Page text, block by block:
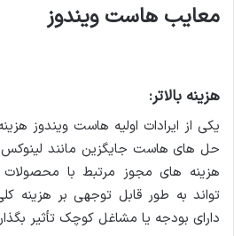
معایب هاست ویندوز
هزینه بالاتر:
یکی از ایرادات اولیه هاست ویندوز
حل های هاست جایگزین مانند
هزینه های مجوز مرتبط با
تواند به طور قابل توجهی بر هزینه
دارای بودجه یا مشاغل کوچک تأثیر